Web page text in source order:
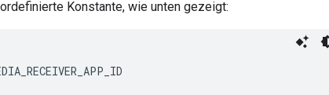
Konstante, wie unten gezeigt: